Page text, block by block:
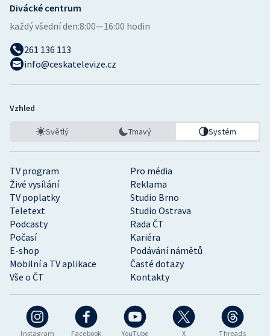
Instagram Facebook YouTube X Threads
TV program
Pro média
Živé vysílání
Reklama
TV poplatky
Studio Brno
Teletext
Studio Ostrava
Podcasty
Rada ČT
Počasí
Kariéra
E-shop
Podávání námětů
Mobilní a TV aplikace
Časté dotazy
Vše o ČT
Kontakty
Divácké centrum
každý všední den:8:00—16:00 hodin
261 136 113
info@ceskatelevize.cz
Vzhled
Světlý Tmavý Systém